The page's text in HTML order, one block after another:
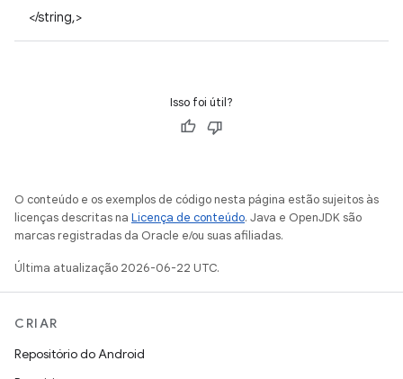
</string,>
Isso foi útil?
O conteúdo e os exemplos de código nesta página estão sujeitos às
licenças descritas na Licença de conteúdo. Java e OpenJDK são
marcas registradas da Oracle e/ou suas afiliadas.
Última atualização 2026-06-22 UTC.
CRIAR
Repositório do Android